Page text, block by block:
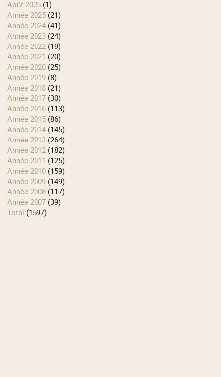
août 2025 (1)
année 2025 (21)
année 2024 (41)
année 2023 (24)
année 2022 (19)
année 2021 (20)
année 2020 (25)
année 2019 (8)
année 2018 (21)
année 2017 (30)
année 2016 (113)
année 2015 (86)
année 2014 (145)
année 2013 (264)
année 2012 (182)
année 2011 (125)
année 2010 (159)
année 2009 (149)
année 2008 (117)
année 2007 (39)
total (1597)